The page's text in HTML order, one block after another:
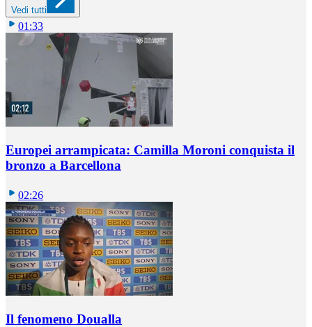
Vedi tutti
01:33
Europei arrampicata: Camilla Moroni conquista il
bronzo a Barcellona
02:26
Il fenomeno Doualla